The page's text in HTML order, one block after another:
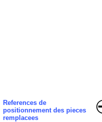
References de
positionnement des pieces
remplacees